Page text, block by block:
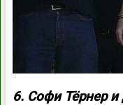
6. Софи Тёрнер